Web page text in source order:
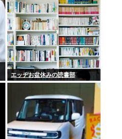
エッヂお盆休みの読書部